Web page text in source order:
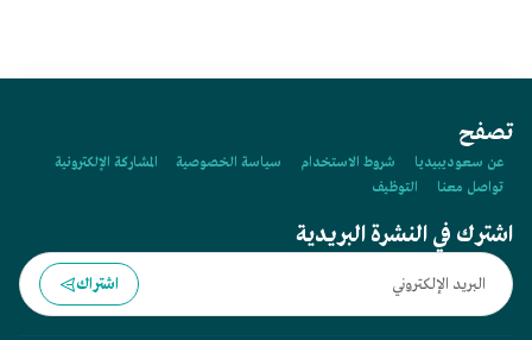
تصفح
عن سعوديبيديا شروط الاستخدام سياسة الخصوصية
المشاركة الإلكترونية
تواصل معنا
التوظيف
اشترك في النشرة البريدية
اشتراك